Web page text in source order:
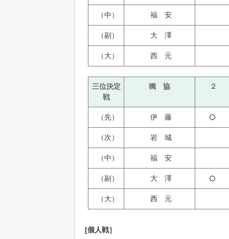
（中） 福 安
（副） 大 澤
（大） 西 元
三位決定
戦
獨 協 ２
（先） 伊 藤
（次） 岩 城
（中） 福 安
（副） 大 澤
（大） 西 元
[個人戦］